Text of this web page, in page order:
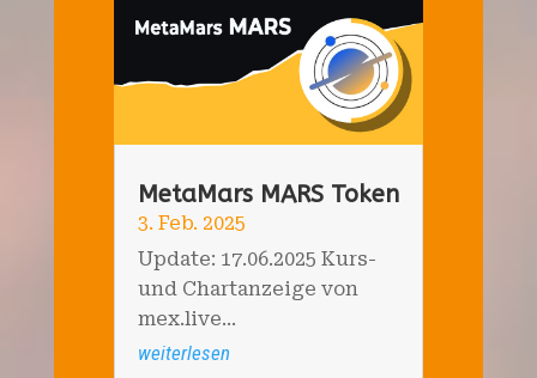
MetaMars MARS Token
3. Feb. 2025
Update: 17.06.2025 Kurs-
und Chartanzeige von
mex.live...
weiterlesen